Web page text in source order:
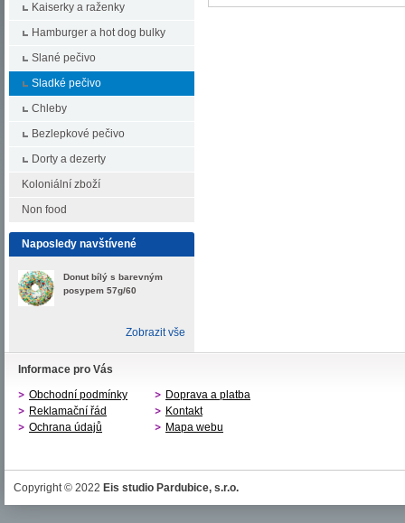
Kaiserky a raženky
Hamburger a hot dog bulky
Slané pečivo
Sladké pečivo
Chleby
Bezlepkové pečivo
Dorty a dezerty
Koloniální zboží
Non food
Naposledy navštívené
Donut bílý s barevným
posypem 57g/60
Zobrazit vše
Informace pro Vás
Obchodní podmínky
Reklamační řád
Ochrana údajů
Doprava a platba
Kontakt
Mapa webu
Copyright © 2022 Eis studio Pardubice, s.r.o.